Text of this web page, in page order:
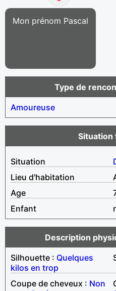
Mon prénom Pascal
Type de
Amoureuse
Situation
Situation
Lieu d'habitation
Age
Enfant
Description
Silhouette : Quelques
kilos en trop
Coupe de cheveux : Non